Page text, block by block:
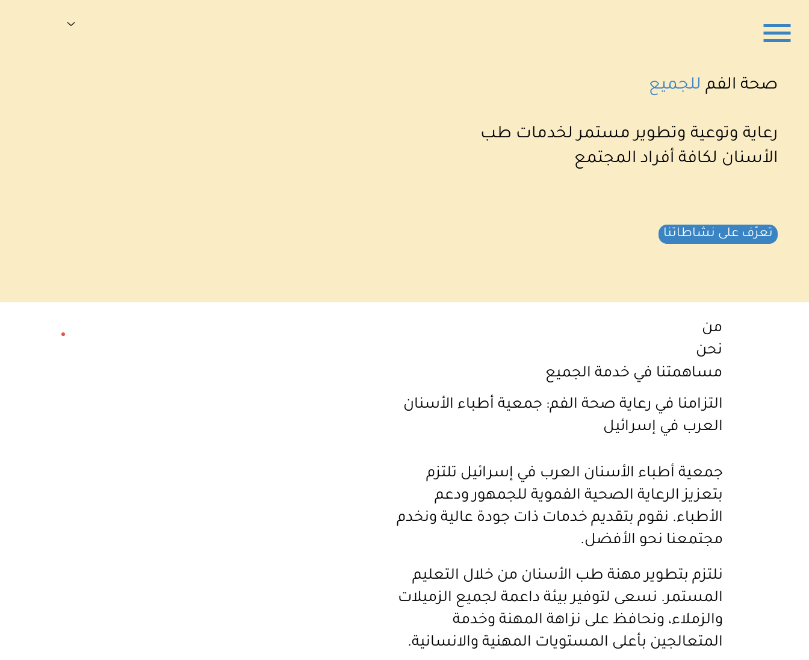
من
نحن
مساهمتنا في خدمة الجميع
التزامنا في رعاية صحة الفم: جمعية أطباء الأسنان
العرب في إسرائيل
جمعية أطباء الأسنان العرب في إسرائيل تلتزم
بتعزيز الرعاية الصحية الفموية للجمهور ودعم
الأطباء. نقوم بتقديم خدمات ذات جودة عالية ونخدم
مجتمعنا نحو الأفضل.
نلتزم بتطوير مهنة طب الأسنان من خلال التعليم
المستمر. نسعى لتوفير بيئة داعمة لجميع الزميلات
والزملاء، ونحافظ على نزاهة المهنة وخدمة
المتعالجين بأعلى المستويات المهنية والانسانية.
صحة الفم للجميع
رعاية وتوعية وتطوير مستمر لخدمات طب
الأسنان لكافة أفراد المجتمع
تعرّف على نشاطاتنا